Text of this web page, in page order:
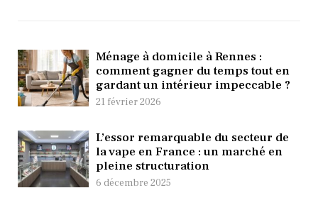
Ménage à domicile à Rennes :
comment gagner du temps tout en
gardant un intérieur impeccable ?
21 février 2026
L’essor remarquable du secteur de
la vape en France : un marché en
pleine structuration
6 décembre 2025